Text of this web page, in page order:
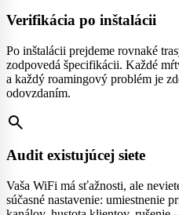
Verifikácia po inštalácii
Po inštalácii prejdeme rovnaké
zodpovedá špecifikácii. Každé
a každý roamingový problém je
odovzdaním.
search
Audit existujúcej siete
Vaša WiFi má sťažnosti, ale
súčasné nastavenie: umiestnenie